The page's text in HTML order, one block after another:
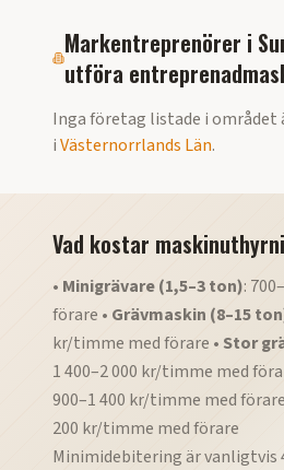
Markentreprenörer i
utföra
Inga företag listade i området
iVästernorrlands Län.
Vad kostar
• Minigrävare (1,5–3 ton):
förare • Grävmaskin (8–15
kr/timme med förare • Stor
1 400–2 000 kr/timme med
900–1 400 kr/timme med
200 kr/timme med förare
Minimidebitering är vanligtvis